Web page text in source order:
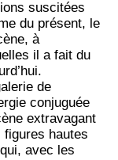
suscitées
du présent, le
à
il a fait du
de
conjuguée
extravagant
figures hautes
avec les